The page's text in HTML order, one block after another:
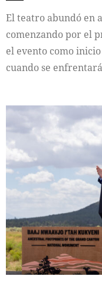
El teatro abundó en
comenzando por el
el evento como
cuando se